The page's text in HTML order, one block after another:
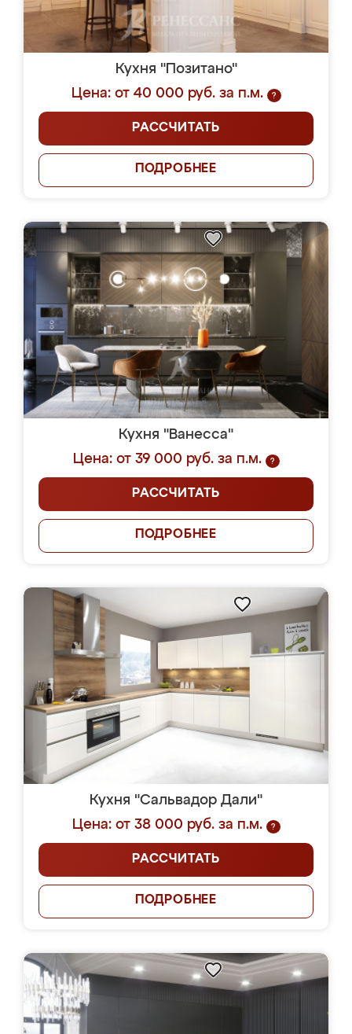
Кухня "Позитано"
Цена: от 40 000 руб. за п.м.
?
РАССЧИТАТЬ
ПОДРОБНЕЕ
Кухня "Ванесса"
Цена: от 39 000 руб. за п.м.
?
РАССЧИТАТЬ
ПОДРОБНЕЕ
Кухня "Сальвадор Дали"
Цена: от 38 000 руб. за п.м.
?
РАССЧИТАТЬ
ПОДРОБНЕЕ